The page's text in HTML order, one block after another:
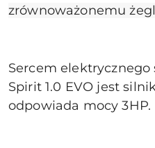
zrównoważonemu
Sercem
Spirit 1.0 EVO jest
odpowiada mocy 3HP.